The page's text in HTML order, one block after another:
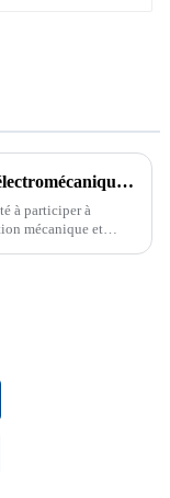
Salon électromécanique Asie-Europe 2019 du Xinjiang
à participer à
mécanique et